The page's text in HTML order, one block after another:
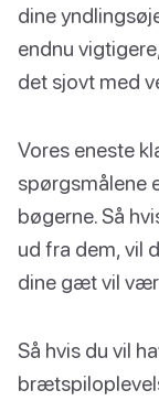
dine
endnu
det sjovt med
Vores eneste
spørgsmålene
bøgerne. Så
ud fra dem, vil
dine gæt vil
Så hvis du vil